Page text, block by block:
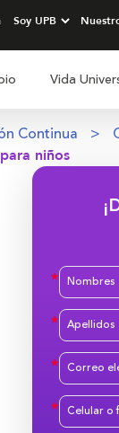
Vida
Continua
niños